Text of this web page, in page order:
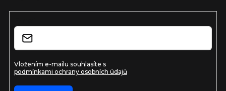
Vložením e-mailu souhlasíte s
podmínkami ochrany osobních údajů